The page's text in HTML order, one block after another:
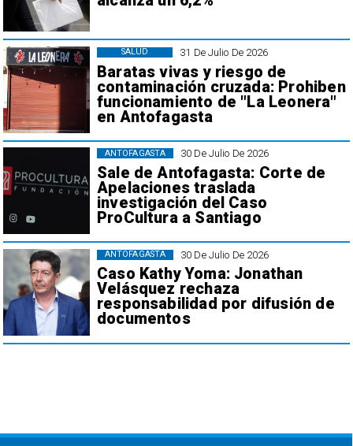
31 De Julio De 2026
Baratas vivas y riesgo de
contaminación cruzada: Prohiben
funcionamiento de "La Leonera"
en Antofagasta
SALUD
30 De Julio De 2026
Sale de Antofagasta: Corte de
Apelaciones traslada
investigación del Caso
ProCultura a Santiago
ANTOFAGASTA
30 De Julio De 2026
Caso Kathy Yoma: Jonathan
Velásquez rechaza
responsabilidad por difusión de
documentos
ANTOFAGASTA